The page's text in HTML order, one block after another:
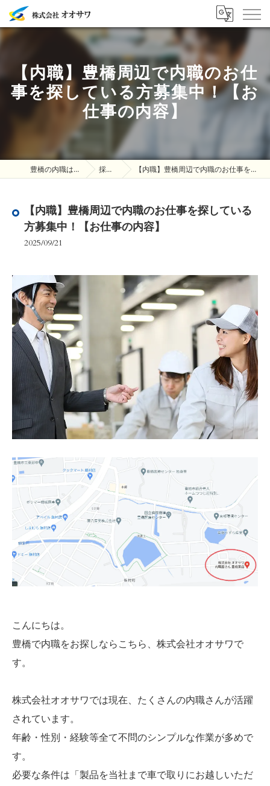
【内職】豊橋周辺で内職のお仕
事を探している方募集中！【お
仕事の内容】
豊橋の内職は株式会社オオサワ 採用ブログ 【内職】豊橋周辺で内職のお仕事を探している方募集中！【お仕事の内容】
【内職】豊橋周辺で内職のお仕事を探している
方募集中！【お仕事の内容】
2025/09/21
こんにちは。
豊橋で内職をお探しならこちら、株式会社オオサワで
す。
株式会社オオサワでは現在、たくさんの内職さんが活躍
されています。
年齢・性別・経験等全て不問のシンプルな作業が多めで
す。
必要な条件は「製品を当社まで車で取りにお越しいただ